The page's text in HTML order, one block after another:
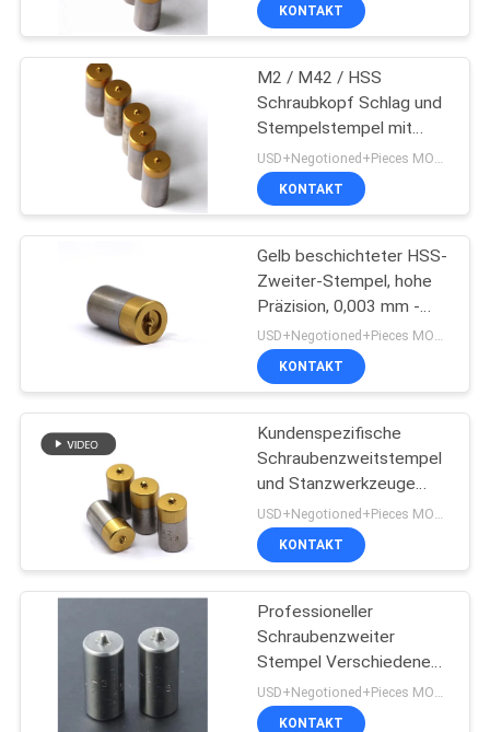
QUALITÄTSKONTROLLE
TRETEN
UNS
VERBINDUNG
FORDERN
SIE EIN
ZITAT
SITEMAP
DATENSCHUTZRICHTLINIE
Kaltes Schmieden
sterben
50
kalte Überschrift
sterben
77
Schrauben Sie
zweiten
Durchschlag
73
TIN-Beschichtung
KONTAKT
M2 / M42 / HSS
Schraubkopf Schlag und
Stempelstempel mit
langer Lebensdauer
KONTAKT
Gelb beschichteter HSS-
Zweiter-Stempel, hohe
Präzision, 0,003 mm -
0,01 mm Toleranz
USD+Negotioned+Pieces MOQ:50 Stück
KONTAKT
Kundenspezifische
Schraubenzweitstempel
und Stanzwerkzeuge
HRC 60-68 Härte
USD+Negotioned+Pieces MOQ:30 Stück/Stücke
KONTAKT
Professioneller
Schraubenzweiter
Stempel Verschiedene
Formen Für
Druckgusswerkzeug
KONTAKT